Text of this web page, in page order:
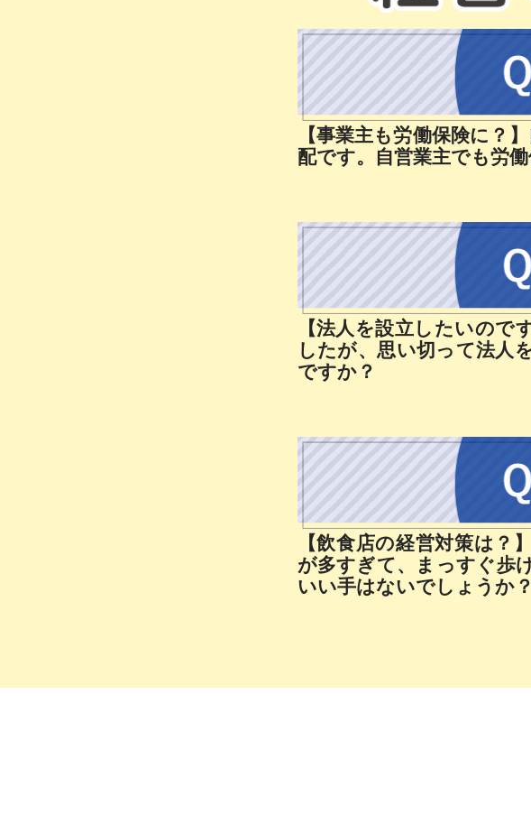
【事業主も労働保険に？
配です。自営業主でも労
【法人を設立したいので
したが、思い切って法人
ですか？
【飲食店の経営対策は？
が多すぎて、まっすぐ歩
いい手はないでしょうか？